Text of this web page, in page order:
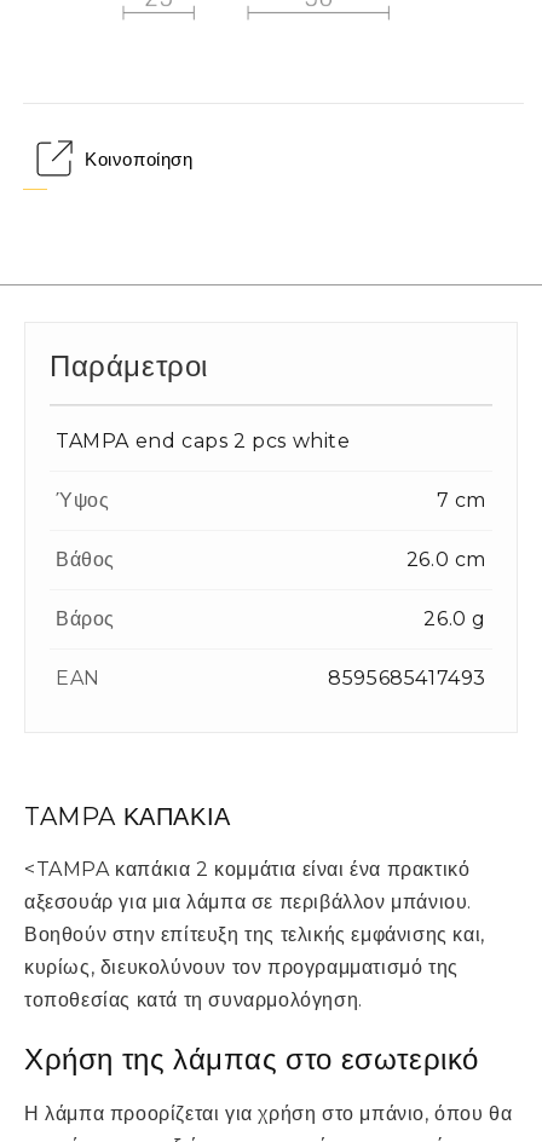
Κοινοποίηση
TAMPA ΚΑΠΑΚΙΑ
<TAMPA καπάκια 2 κομμάτια είναι ένα πρακτικό
αξεσουάρ για μια λάμπα σε περιβάλλον μπάνιου.
Βοηθούν στην επίτευξη της τελικής εμφάνισης και,
κυρίως, διευκολύνουν τον προγραμματισμό της
τοποθεσίας κατά τη συναρμολόγηση.
Χρήση της λάμπας στο εσωτερικό
Η λάμπα προορίζεται για χρήση στο μπάνιο, όπου θα
Παράμετροι
TAMPA end caps 2 pcs white
Ύψος 7 cm
Βάθος 26.0 cm
Βάρος 26.0 g
EAN 8595685417493